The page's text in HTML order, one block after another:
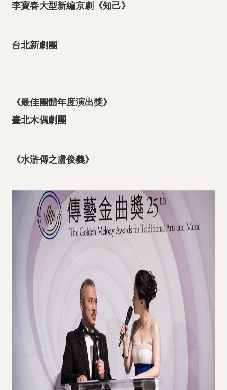
李寶春大型新編京劇《知己》
台北新劇團
《最佳團體年度演出獎》
臺北木偶劇團
《水滸傳之盧俊義》